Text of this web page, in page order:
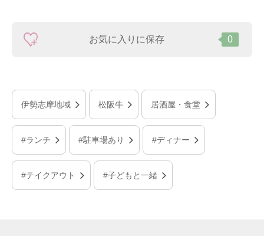
お気に入りに保存 0
伊勢志摩地域 松阪牛 居酒屋・食堂
#ランチ #駐車場あり #ディナー
#テイクアウト #子どもと一緒